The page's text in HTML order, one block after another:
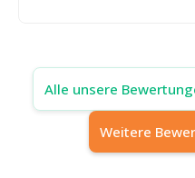
Alle unsere
Weitere